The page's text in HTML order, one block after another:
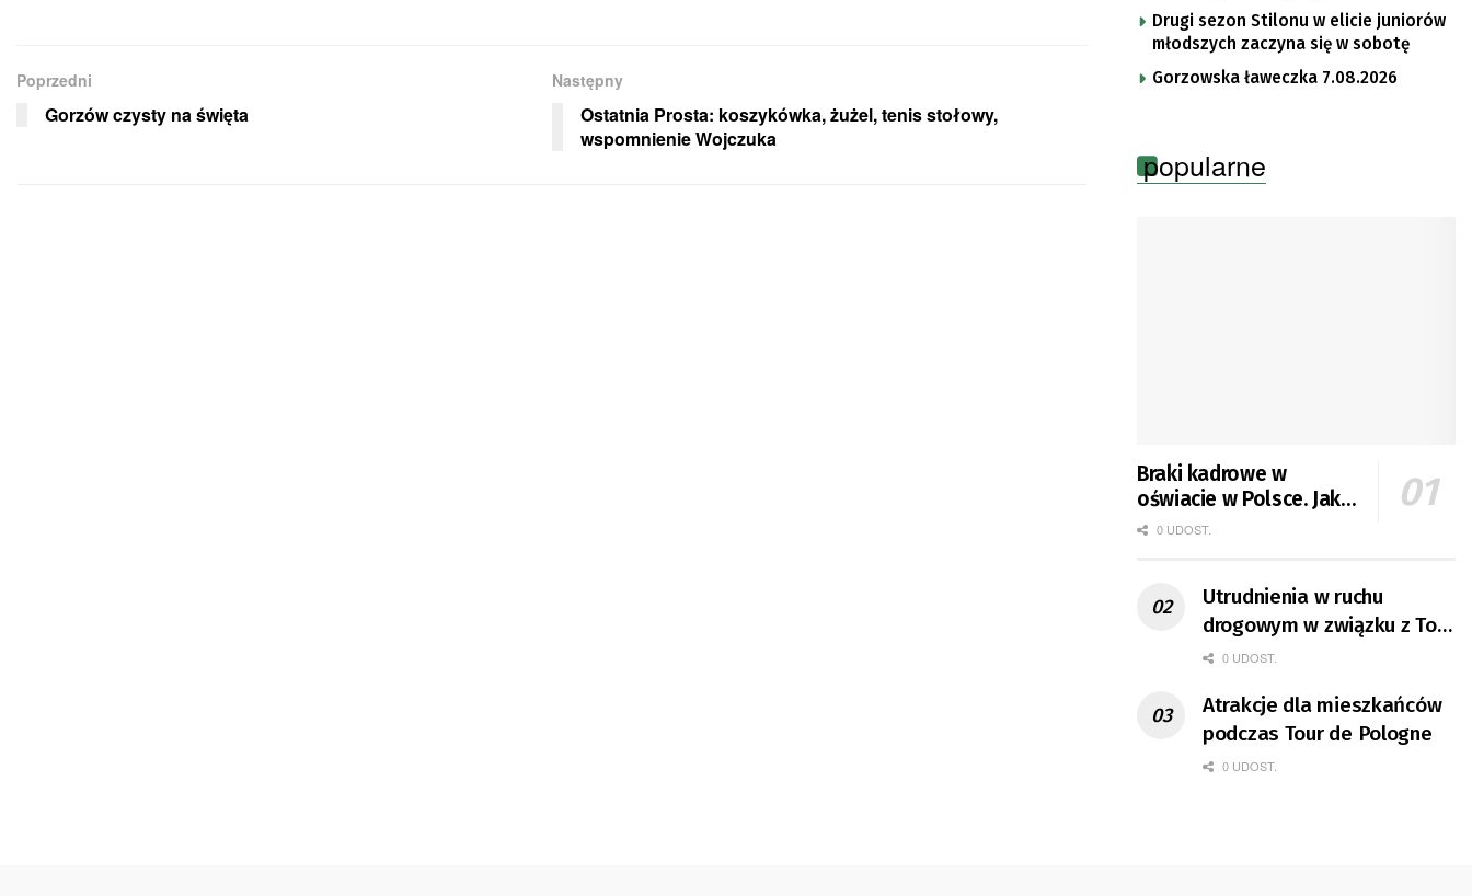
Poprzedni
Gorzów czysty na święta
Następny
Ostatnia Prosta: koszykówka, żużel, tenis stołowy,
wspomnienie Wojczuka
Drugi sezon Stilonu w elicie juniorów
młodszych zaczyna się w sobotę
Gorzowska ławeczka 7.08.2026
popularne
Braki kadrowe w
oświacie w Polsce. Jak
jest w Gorzowie?
0 UDOST.
Utrudnienia w ruchu
drogowym w związku z Tour
de Pologne
0 UDOST.
Atrakcje dla mieszkańców
podczas Tour de Pologne
0 UDOST.